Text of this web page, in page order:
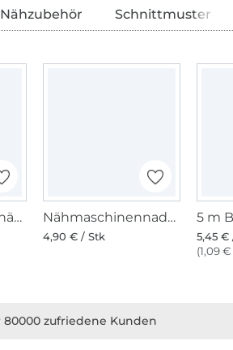
Nähzubehör Schnittmuster
Gütermann Allesnäher (320) zartes helllila Nähmaschinennadeln 130/705, Universal 70-90
4,90 € / Stk
5,45 €
(1,09